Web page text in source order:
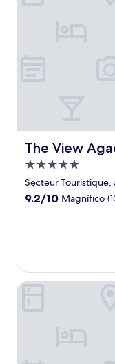
The View
The View Agadir
Propiedad
de
5.0
Secteur Touristique,
9.2
9.2/10 Magnífico
Hôtel Petite Suède